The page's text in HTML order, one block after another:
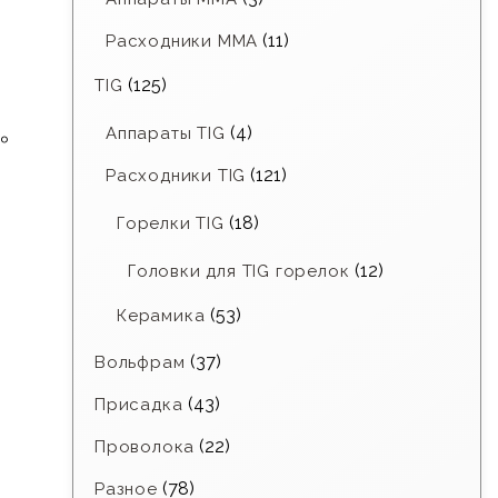
Расходники ММА (11)
TIG (125)
Аппараты TIG (4)
Расходники TIG (121)
Горелки TIG (18)
Головки для TIG горелок (12)
Керамика (53)
Вольфрам (37)
Присадка (43)
Проволока (22)
Разное (78)